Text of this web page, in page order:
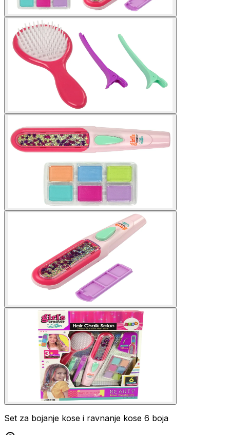
Set za bojanje kose i ravnanje kose 6 boja